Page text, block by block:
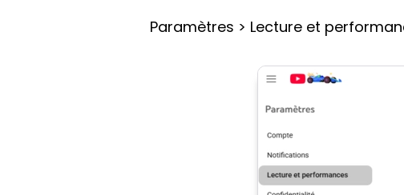
Paramètres > Lecture et